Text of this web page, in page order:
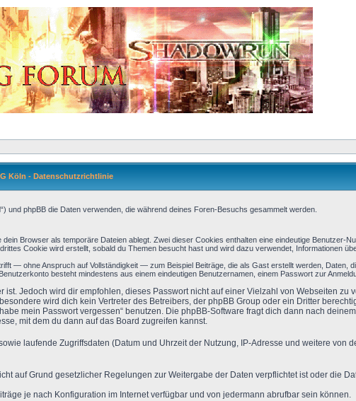
Köln - Datenschutzrichtlinie
und phpBB die Daten verwenden, die während deines Foren-Besuchs gesammelt werden.
Browser als temporäre Dateien ablegt. Zwei dieser Cookies enthalten eine eindeutige Benutzer-
Cookie wird erstellt, sobald du Themen besucht hast und wird dazu verwendet, Informationen
— ohne Anspruch auf Vollständigkeit — zum Beispiel Beiträge, die als Gast erstellt werden, Daten,
besteht mindestens aus einem eindeutigen Benutzernamen, einem Passwort zur
Jedoch wird dir empfohlen, dieses Passwort nicht auf einer Vielzahl von Webseiten zu
wird dich kein Vertreter des Betreibers, der phpBB Group oder ein Dritter
mein Passwort vergessen“ benutzen. Die phpBB-Software fragt dich dann nach
mit dem du dann auf das Board zugreifen kannst.
laufende Zugriffsdaten (Datum und Uhrzeit der Nutzung, IP-Adresse und weitere von
auf Grund gesetzlicher Regelungen zur Weitergabe der Daten verpflichtet ist oder die
je nach Konfiguration im Internet verfügbar und von jedermann abrufbar sein können.